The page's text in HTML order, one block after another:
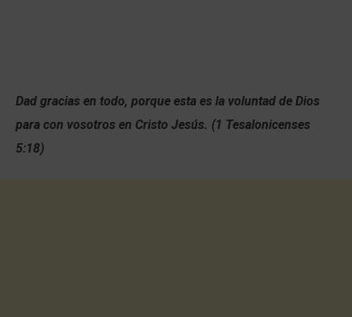
Dad gracias en todo, porque esta es la voluntad de Dios
para con vosotros en Cristo Jesús. (1 Tesalonicenses
5:18)